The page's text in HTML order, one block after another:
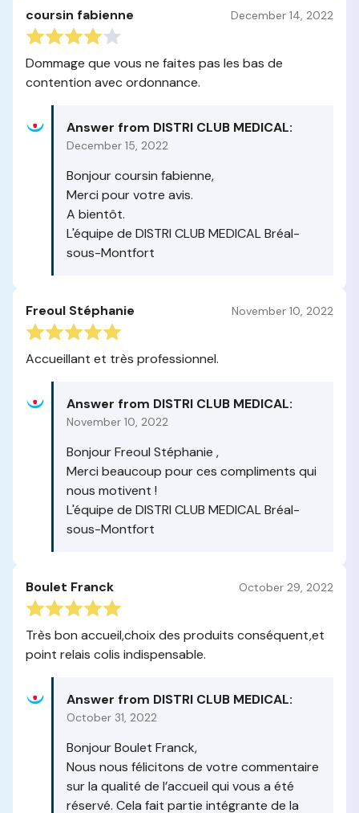
coursin fabienne December 14, 2022
Dommage que vous ne faites pas les bas de
contention avec ordonnance.
Answer from DISTRI CLUB MEDICAL:
December 15, 2022
Bonjour coursin fabienne,
Merci pour votre avis.
A bientôt.
L'équipe de DISTRI CLUB MEDICAL Bréal-
sous-Montfort
Freoul Stéphanie November 10, 2022
Accueillant et très professionnel.
Answer from DISTRI CLUB MEDICAL:
November 10, 2022
Bonjour Freoul Stéphanie ,
Merci beaucoup pour ces compliments qui
nous motivent !
L'équipe de DISTRI CLUB MEDICAL Bréal-
sous-Montfort
Boulet Franck October 29, 2022
Très bon accueil,choix des produits conséquent,et
point relais colis indispensable.
Answer from DISTRI CLUB MEDICAL:
October 31, 2022
Bonjour Boulet Franck,
Nous nous félicitons de votre commentaire
sur la qualité de l’accueil qui vous a été
réservé. Cela fait partie intégrante de la